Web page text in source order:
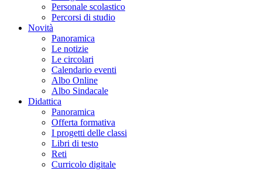
Personale scolastico
Percorsi di studio
Novità
Panoramica
Le notizie
Le circolari
Calendario eventi
Albo Online
Albo Sindacale
Didattica
Panoramica
Offerta formativa
I progetti delle classi
Libri di testo
Reti
Curricolo digitale